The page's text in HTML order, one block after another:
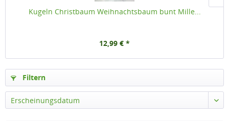
Kugeln Christbaum Weihnachtsbaum bunt Mille...
12,99 € *
Filtern